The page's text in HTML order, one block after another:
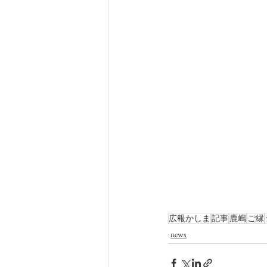
広報かしま 記事 鹿嶋 ご縁
news